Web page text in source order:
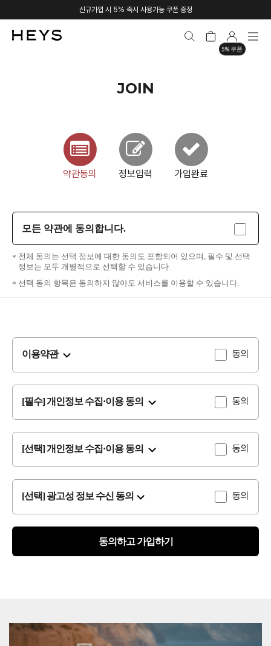
신규가입 시 5% 즉시 사용가능 쿠폰 증정
5% 쿠폰
JOIN
약관동의 정보입력 가입완료
모든 약관에 동의합니다.
전체 동의는 선택 정보에 대한 동의도 포함되어 있으며, 필수 및 선택
정보는 모두 개별적으로 선택할 수 있습니다.
선택 동의 항목은 동의하지 않아도 서비스를 이용할 수 있습니다.
이용약관 동의
[필수] 개인정보 수집·이용 동의 동의
[선택] 개인정보 수집·이용 동의 동의
[선택] 광고성 정보 수신 동의 동의
동의하고 가입하기